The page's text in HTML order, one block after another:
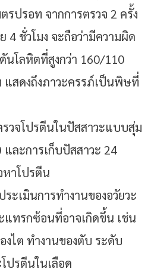
รปรอท จากการตรวจ 2 ครั้ง
4 ชั่วโมง จะถือว่ามีความผิด
นโลหิตที่สูงกว่า 160/110
แสดงถึงภาวะครรภ์เป็นพิษที่
รวจโปรตีนในปัสสาวะแบบสุ่ม
และการเก็บปัสสาวะ 24
หาโปรตีน
ระเมินการทำงานของอวัยวะ
ทรกซ้อนที่อาจเกิดขึ้น เช่น
งไต ทำงานของตับ ระดับ
ปรตีนในเลือด